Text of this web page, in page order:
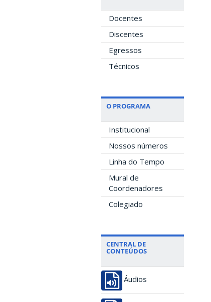
Docentes
Discentes
Egressos
Técnicos
O PROGRAMA
Institucional
Nossos números
Linha do Tempo
Mural de
Coordenadores
Colegiado
CENTRAL DE
CONTEÚDOS
Áudios